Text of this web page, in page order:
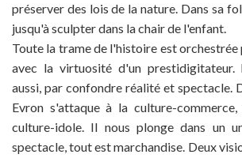
préserver des lois de la nature. Dans sa
jusqu'à sculpter dans la chair de l'enfant.
Toute la trame de l'histoire est
avec la virtuosité d'un
aussi, par confondre réalité et spectacle.
Evron s'attaque à la culture-
culture-idole. Il nous plonge dans un
spectacle, tout est marchandise. Deux